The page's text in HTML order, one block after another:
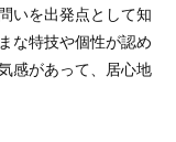
いを出発点として知
な特技や個性が認め
感があって、居心地